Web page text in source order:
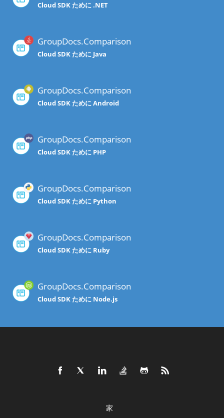
Cloud SDK ために .NET
GroupDocs.Comparison
Cloud SDK ために Java
GroupDocs.Comparison
Cloud SDK ために Android
GroupDocs.Comparison
Cloud SDK ために PHP
GroupDocs.Comparison
Cloud SDK ために Python
GroupDocs.Comparison
Cloud SDK ために Ruby
GroupDocs.Comparison
Cloud SDK ために Node.js
家